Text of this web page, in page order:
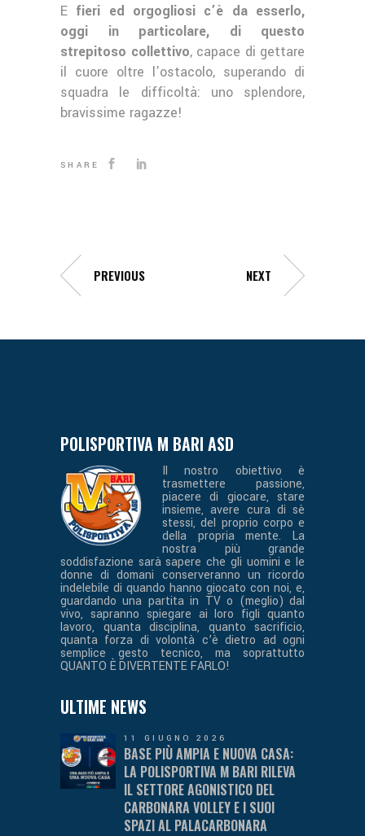
E fieri ed orgogliosi c’è da esserlo,
oggi in particolare, di questo
strepitoso collettivo, capace di gettare
il cuore oltre l’ostacolo, superando di
squadra le difficoltà: uno splendore,
bravissime ragazze!
SHARE
PREVIOUS NEXT
POLISPORTIVA M BARI ASD
Il nostro obiettivo è
trasmettere passione,
piacere di giocare, stare
insieme, avere cura di sè
stessi, del proprio corpo e
della propria mente. La
nostra più grande
soddisfazione sarà sapere che gli uomini e le
donne di domani conserveranno un ricordo
indelebile di quando hanno giocato con noi, e,
guardando una partita in TV o (meglio) dal
vivo, sapranno spiegare ai loro figli quanto
lavoro, quanta disciplina, quanto sacrificio,
quanta forza di volontà c’è dietro ad ogni
semplice gesto tecnico, ma soprattutto
QUANTO È DIVERTENTE FARLO!
ULTIME NEWS
11 GIUGNO 2026
BASE PIÙ AMPIA E NUOVA CASA:
LA POLISPORTIVA M BARI RILEVA
IL SETTORE AGONISTICO DEL
CARBONARA VOLLEY E I SUOI
SPAZI AL PALACARBONARA